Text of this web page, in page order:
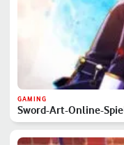
GAMING
Sword-Art-Online-